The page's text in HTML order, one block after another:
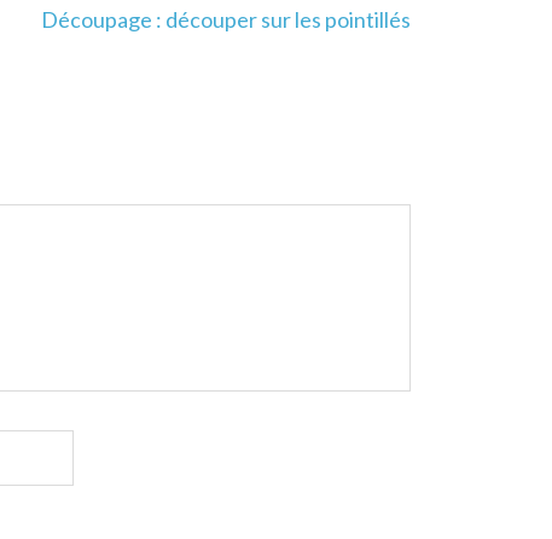
Découpage : découper sur les pointillés